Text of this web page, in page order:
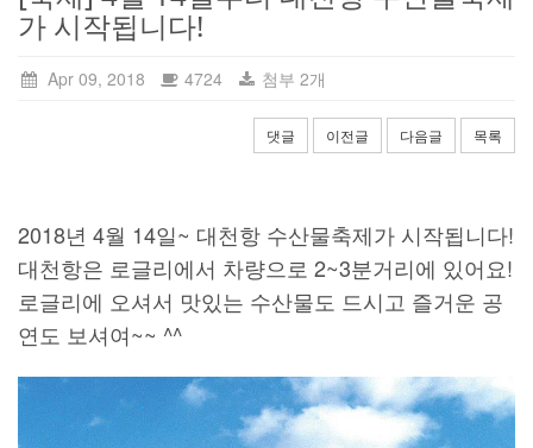
가 시작됩니다!
Apr 09, 2018 4724 첨부 2개
댓글 이전글 다음글 목록
2018년 4월 14일~ 대천항 수산물축제가 시작됩니다!
대천항은 로글리에서 차량으로 2~3분거리에 있어요!
로글리에 오셔서 맛있는 수산물도 드시고 즐거운 공
연도 보셔여~~ ^^